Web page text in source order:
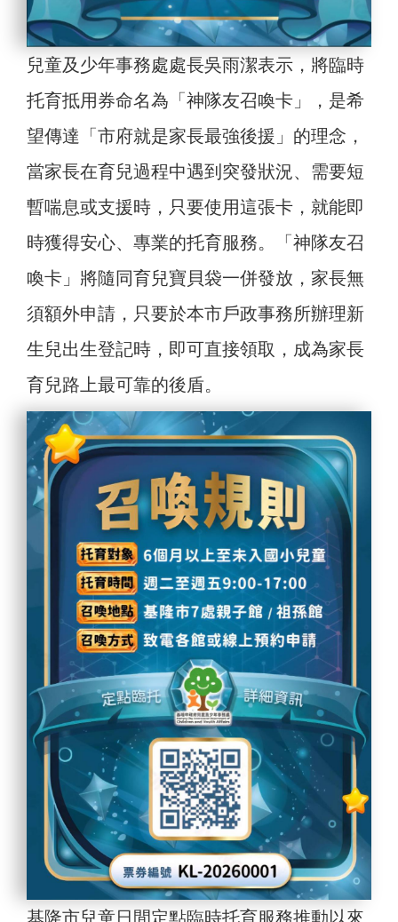
兒童及少年事務處處長吳雨潔表示，將臨時
托育抵用券命名為「神隊友召喚卡」，是希
望傳達「市府就是家長最強後援」的理念，
當家長在育兒過程中遇到突發狀況、需要短
暫喘息或支援時，只要使用這張卡，就能即
時獲得安心、專業的托育服務。「神隊友召
喚卡」將隨同育兒寶貝袋一併發放，家長無
須額外申請，只要於本市戶政事務所辦理新
生兒出生登記時，即可直接領取，成為家長
育兒路上最可靠的後盾。
基隆市兒童日間定點臨時托育服務推動以來